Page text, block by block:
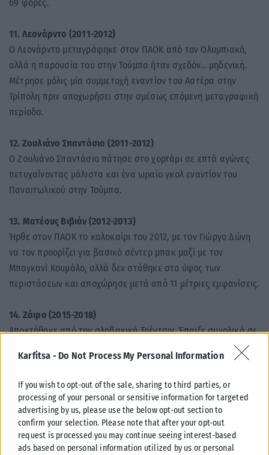
Karfitsa - Do Not Process My Personal Information
If you wish to opt-out of the sale, sharing to third parties, or
processing of your personal or sensitive information for targeted
advertising by us, please use the below opt-out section to
confirm your selection. Please note that after your opt-out
request is processed you may continue seeing interest-based
ads based on personal information utilized by us or personal
69 φορές.
11. Λεονάρντο (2011-2012)
Ο Λεονάρντο μεταγράφηκε στον ΠΑΟΚ από τον Ολυμπιακό,
αλλά η παρουσία του στην Τούμπα ήταν σχεδόν… μηδενική.
Μέτρησε μόλις μία συμμετοχή εναντίον του Αστέρα στην
Τρίπολη πριν αποχωρήσει στην αμέσως επόμενη μεταγραφική
περίοδο.
12. Ζουλιάνο Σπαντάσιο (2011-2012)
Ο Ζουλιάνο Σπαντάσιο πάτησε στο χορτάρι σε επτά αγώνες
πετυχαίνοντας μάλιστα και ένα ωραίο γκολ εναντίον του
Παναιτωλικού στην Τούμπα.
13. Ματέους Βιβιάν (2012-2013)
Ήρθε στον ΠΑΟΚ το καλοκαίρι του 2012, με τον Γιώργο Δώνη
να τον προορίζει για βασικό σέντερ μπακ μαζί με τον
Μπογκανί Κουμάλο, αλλά δεν στάθηκε στο ύψος των
περιστάσεων και αποχώρησε μετά από 11 μέτριες εμφανίσεις.
14. Ζάιρο (2015-2018)
Αποκτήθηκε από την σλοβακική Τρέντσιν. Έπαιξε συνολικά σε
δανεικός στον ΠΑΣ Γιάννινα πριν μείνει ελεύθερος και
15. Λέο Μάτος (2016-2021)
Έμεινε στον ΠΑΟΚ για πέντε σεζόν. Κατέκτησε ένα
πρωτάθλημα και τρία κύπελλα. Φόρεσε συνολικά τη φανέλα